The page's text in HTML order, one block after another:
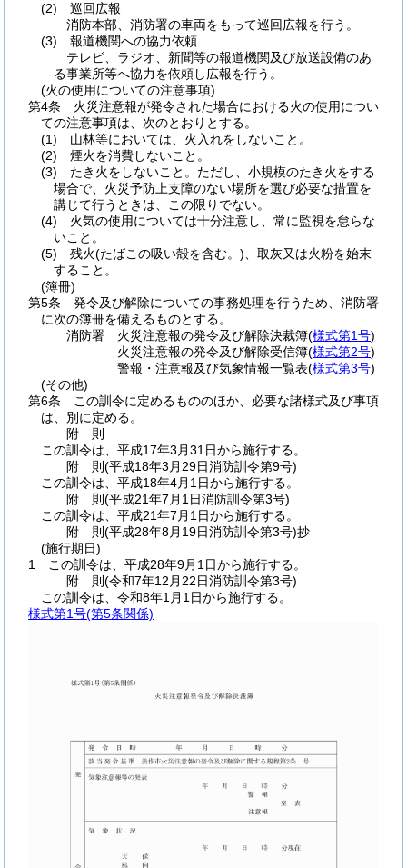
(2)
巡回広報
消防本部、消防署の車両をもって巡回広報を行う。
(3)
報道機関への協力依頼
テレビ、ラジオ、新聞等の報道機関及び放送設備のあ
る事業所等へ協力を依頼し広報を行う。
(火の使用についての注意事項)
第4条
火災注意報が発令された場合における火の使用につい
ての注意事項は、次のとおりとする。
(1)
山林等においては、火入れをしないこと。
(2)
煙火を消費しないこと。
(3)
たき火をしないこと。 ただし、小規模のたき火をする
場合で、火災予防上支障のない場所を選び必要な措置を
講じて行うときは、この限りでない。
(4)
火気の使用については十分注意し、常に監視を怠らな
いこと。
(5)
残火(たばこの吸い殻を含む。) 、取灰又は火粉を始末
すること。
(簿冊)
第5条
発令及び解除についての事務処理を行うため、消防署
に次の簿冊を備えるものとする。
消防署 火災注意報の発令及び解除決裁簿(様式第1号)
火災注意報の発令及び解除受信簿(様式第2号)
警報・注意報及び気象情報一覧表(様式第3号)
(その他)
第6条
この訓令に定めるもののほか、必要な諸様式及び事項
は、別に定める。
附 則
この訓令は、平成17年3月31日から施行する。
附 則(平成18年3月29日消防訓令第9号)
この訓令は、平成18年4月1日から施行する。
附 則(平成21年7月1日消防訓令第3号)
この訓令は、平成21年7月1日から施行する。
附 則(平成28年8月19日消防訓令第3号)抄
(施行期日)
1
この訓令は、平成28年9月1日から施行する。
附 則(令和7年12月22日消防訓令第3号)
この訓令は、令和8年1月1日から施行する。
様式第1号(第5条関係)